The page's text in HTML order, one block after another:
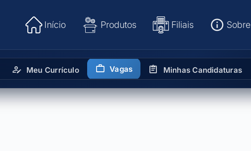
Início Produtos Filiais Sobre
Meu Currículo Vagas Minhas Candidaturas